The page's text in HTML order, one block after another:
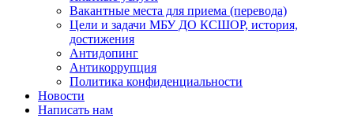
Вакантные места для приема (перевода)
Цели и задачи МБУ ДО КСШОР, история,
достижения
Антидопинг
Антикоррупция
Политика конфиденциальности
Новости
Написать нам